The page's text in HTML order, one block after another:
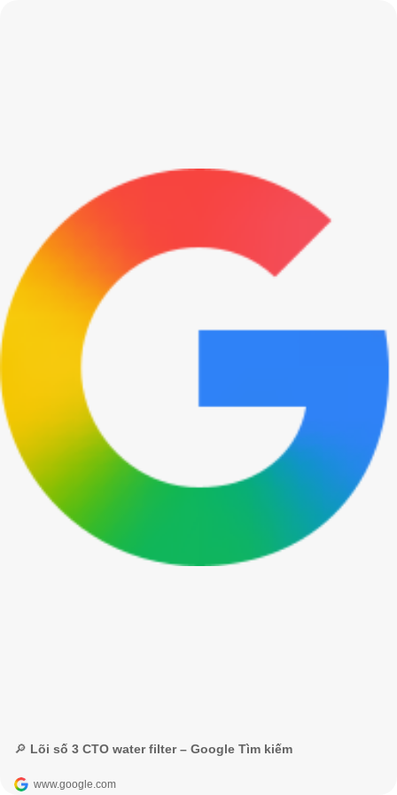
🔎 Lõi số 3 CTO water filter – Google Tìm kiếm
www.google.com